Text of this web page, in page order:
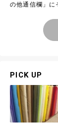
の他通信欄」に
PICK UP